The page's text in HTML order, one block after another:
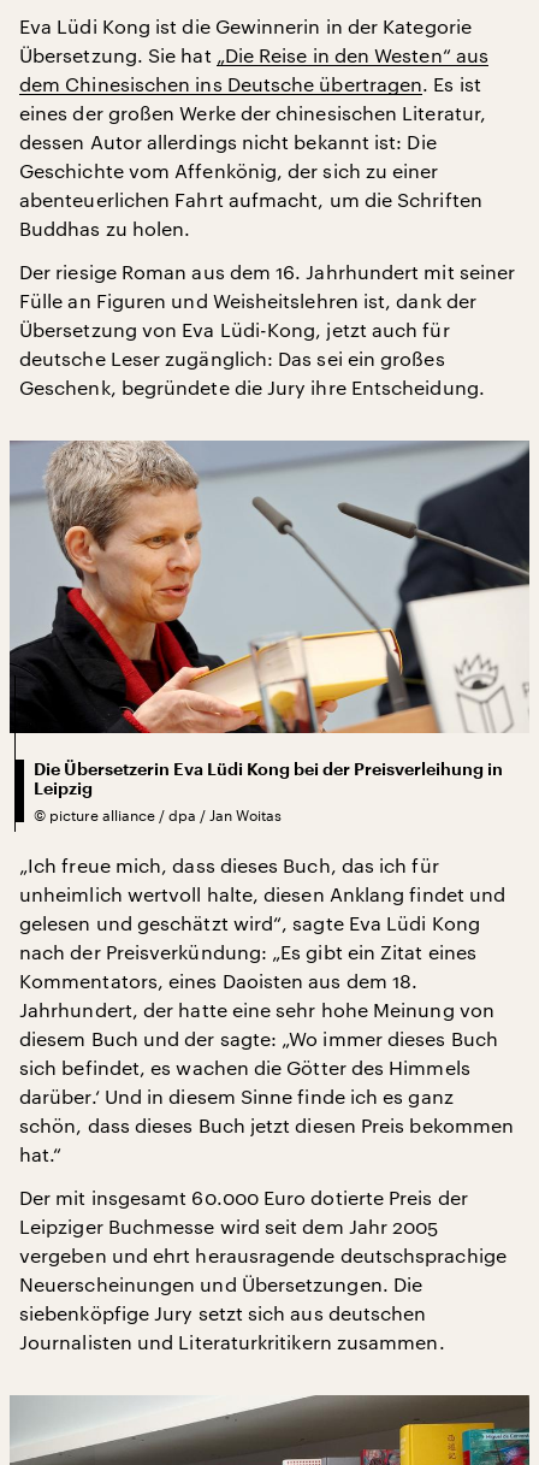
Eva Lüdi Kong ist die Gewinnerin in der Kategorie
Übersetzung. Sie hat „Die Reise in den Westen“ aus
dem Chinesischen ins Deutsche übertragen. Es ist
eines der großen Werke der chinesischen Literatur,
dessen Autor allerdings nicht bekannt ist: Die
Geschichte vom Affenkönig, der sich zu einer
abenteuerlichen Fahrt aufmacht, um die Schriften
Buddhas zu holen.
Der riesige Roman aus dem 16. Jahrhundert mit seiner
Fülle an Figuren und Weisheitslehren ist, dank der
Übersetzung von Eva Lüdi-Kong, jetzt auch für
deutsche Leser zugänglich: Das sei ein großes
Geschenk, begründete die Jury ihre Entscheidung.
Die Übersetzerin Eva Lüdi Kong bei der Preisverleihung in
Leipzig
© picture alliance / dpa / Jan Woitas
„Ich freue mich, dass dieses Buch, das ich für
unheimlich wertvoll halte, diesen Anklang findet und
gelesen und geschätzt wird“, sagte Eva Lüdi Kong
nach der Preisverkündung: „Es gibt ein Zitat eines
Kommentators, eines Daoisten aus dem 18.
Jahrhundert, der hatte eine sehr hohe Meinung von
diesem Buch und der sagte: „Wo immer dieses Buch
sich befindet, es wachen die Götter des Himmels
darüber.‘ Und in diesem Sinne finde ich es ganz
schön, dass dieses Buch jetzt diesen Preis bekommen
hat.“
Der mit insgesamt 60.000 Euro dotierte Preis der
Leipziger Buchmesse wird seit dem Jahr 2005
vergeben und ehrt herausragende deutschsprachige
Neuerscheinungen und Übersetzungen. Die
siebenköpfige Jury setzt sich aus deutschen
Journalisten und Literaturkritikern zusammen.